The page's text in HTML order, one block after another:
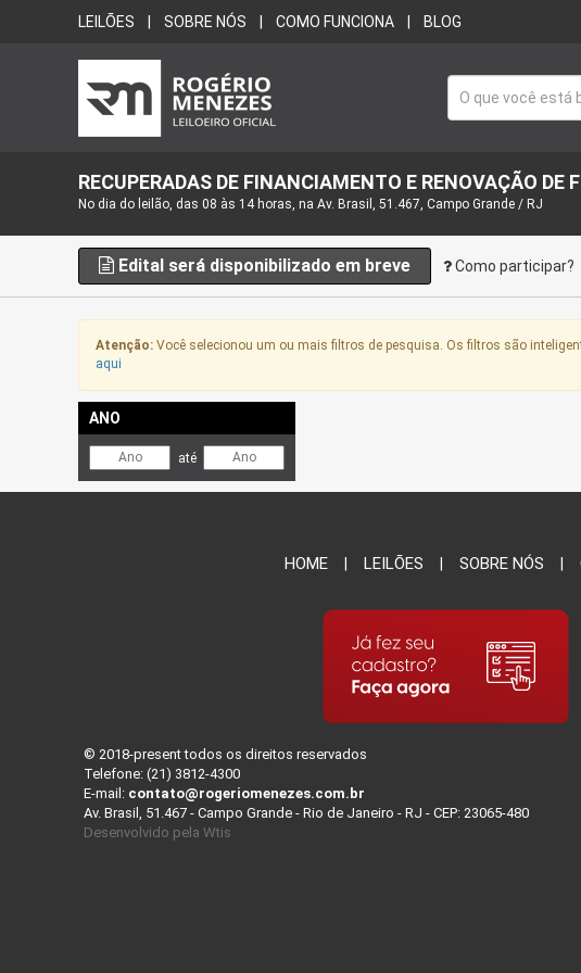
LEILÕES SOBRE NÓS COMO FUNCIONA BLOG
RECUPERADAS DE FINANCIAMENTO E RENOVAÇÃO DE
No dia do leilão, das 08 às 14 horas, na Av. Brasil, 51.467, Campo Grande / RJ
Edital será disponibilizado em breve Como participar?
Atenção: Você selecionou um ou mais filtros de pesquisa. Os filtros são
aqui
ANO
até
HOME LEILÕES SOBRE NÓS
© 2018-present todos os direitos reservados
Telefone: (21) 3812-4300
E-mail: contato@rogeriomenezes.com.br
Av. Brasil, 51.467 - Campo Grande - Rio de Janeiro - RJ - CEP: 23065-480
Desenvolvido pela Wtis